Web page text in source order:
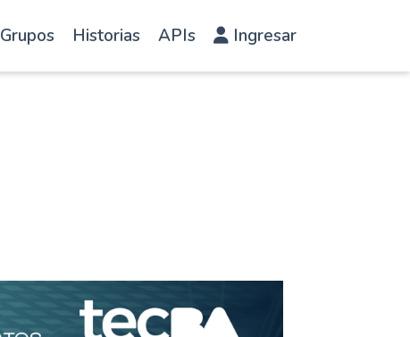
Grupos Historias APIs Ingresar